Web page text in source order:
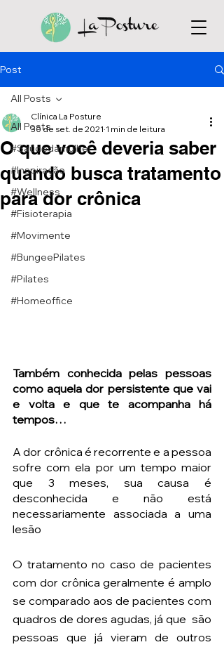
Post
All Posts
#Saúdedamulher
#Inspiração
#Wellness
#Fisioterapia
#Movimente
#BungeePilates
#Pilates
#Homeoffice
All Posts
O que você deveria saber
quando busca tratamento
para dor crônica
Clínica La Posture
30 de set. de 2021 1 min de leitura
Também conhecida pelas pessoas
como aquela dor persistente que vai
e volta e que te acompanha há
tempos…
A dor crônica é recorrente e a pessoa
sofre com ela por um tempo maior
que 3 meses, sua causa é
desconhecida e não está
necessariamente associada a uma
lesão
O tratamento no caso de pacientes
com dor crônica geralmente é amplo
se comparado aos de pacientes com
quadros de dores agudas, já que  são
pessoas que já vieram de outros